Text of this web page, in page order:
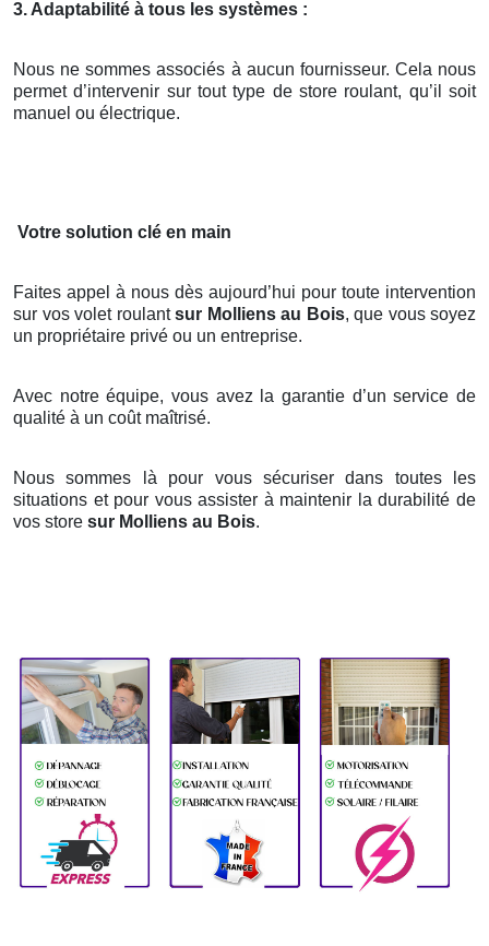
3. Adaptabilité à tous les systèmes :
Nous ne sommes associés à aucun fournisseur. Cela nous
permet d’intervenir sur tout type de store roulant, qu’il soit
manuel ou électrique.
Votre solution clé en main
Faites appel à nous dès aujourd’hui pour toute intervention
sur vos volet roulantsur Molliens au Bois, que vous soyez
un propriétaire privé ou un entreprise.
Avec notre équipe, vous avez la garantie d’un service de
qualité à un coût maîtrisé.
Nous sommes là pour vous sécuriser dans toutes les
situations et pour vous assister à maintenir la durabilité de
vos store sur Molliens au Bois.